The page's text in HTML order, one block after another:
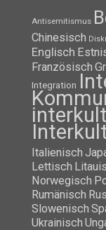
Antisemitismus
Chinesisch
Englisch
Französisch
Integration
Italienisch
Lettisch
Norwegisch
Rumänisch
Slowenisch
Ukrainisch